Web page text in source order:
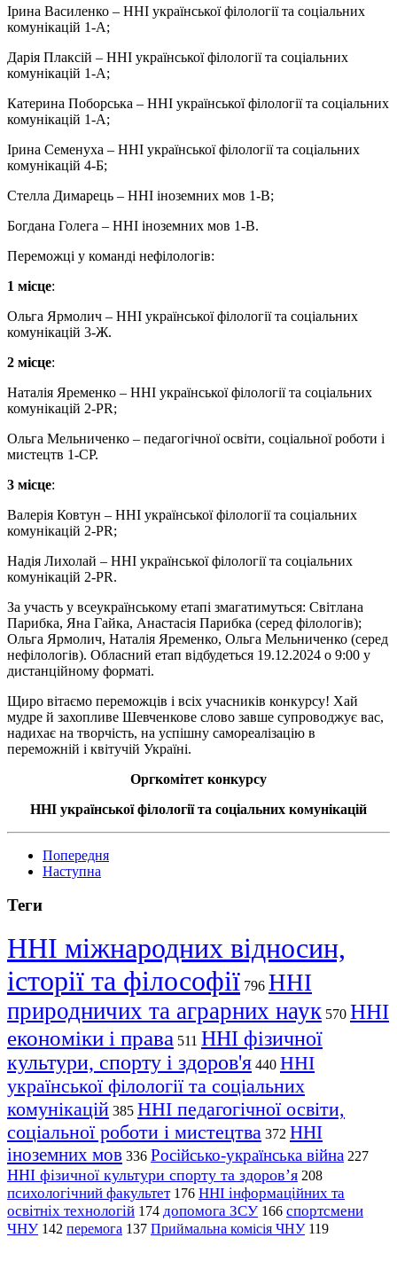
Ірина Василенко – ННІ української філології та соціальних
комунікацій 1-А;
Дарія Плаксій – ННІ української філології та соціальних
комунікацій 1-А;
Катерина Поборська – ННІ української філології та соціальних
комунікацій 1-А;
Ірина Семенуха – ННІ української філології та соціальних
комунікацій 4-Б;
Стелла Димарець – ННІ іноземних мов 1-В;
Богдана Голега – ННІ іноземних мов 1-В.
Переможці у команді нефілологів:
1 місце:
Ольга Ярмолич – ННІ української філології та соціальних
комунікацій 3-Ж.
2 місце:
Наталія Яременко – ННІ української філології та соціальних
комунікацій 2-PR;
Ольга Мельниченко – педагогічної освіти, соціальної роботи і
мистецтв 1-СР.
3 місце:
Валерія Ковтун – ННІ української філології та соціальних
комунікацій 2-PR;
Надія Лихолай – ННІ української філології та соціальних
комунікацій 2-PR.
За участь у всеукраїнському етапі змагатимуться: Світлана
Парибка, Яна Гайка, Анастасія Парибка (серед філологів);
Ольга Ярмолич, Наталія Яременко, Ольга Мельниченко (серед
нефілологів). Обласний етап відбудеться 19.12.2024 о 9:00 у
дистанційному форматі.
Щиро вітаємо переможців і всіх учасників конкурсу! Хай
мудре й захопливе Шевченкове слово завше супроводжує вас,
надихає на творчість, на успішну самореалізацію в
переможній і квітучій Україні.
Оргкомітет конкурсу
ННІ української філології та соціальних комунікацій
Попередня
Наступна
Теги
ННІ міжнародних відносин,
історії та філософії 796 ННІ
природничих та аграрних наук 570 ННІ
економіки і права 511 ННІ фізичної
культури, спорту і здоров'я 440 ННІ
української філології та соціальних
комунікацій 385 ННІ педагогічної освіти,
соціальної роботи і мистецтва 372 ННІ
іноземних мов 336 Російсько-українська війна 227
ННІ фізичної культури спорту та здоров’я 208
психологічний факультет 176 ННІ інформаційних та
освітніх технологій 174 допомога ЗСУ 166 спортсмени
ЧНУ 142 перемога 137 Приймальна комісія ЧНУ 119